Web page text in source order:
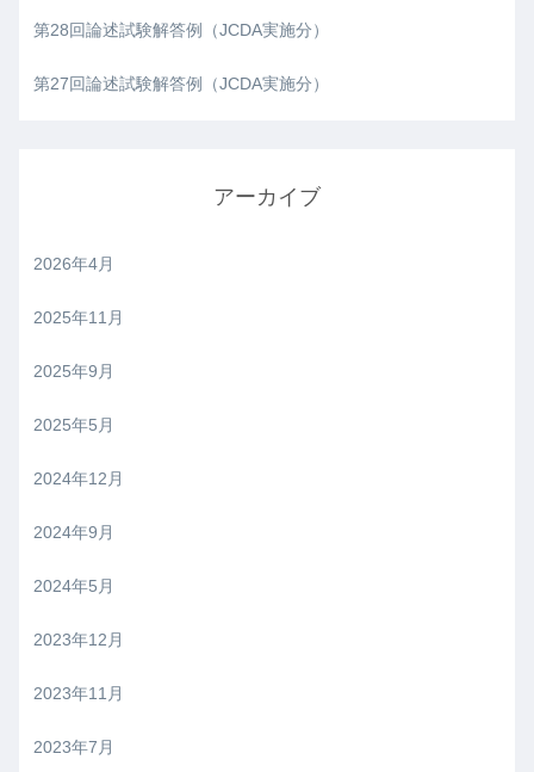
第28回論述試験解答例（JCDA実施分）
第27回論述試験解答例（JCDA実施分）
アーカイブ
2026年4月
2025年11月
2025年9月
2025年5月
2024年12月
2024年9月
2024年5月
2023年12月
2023年11月
2023年7月